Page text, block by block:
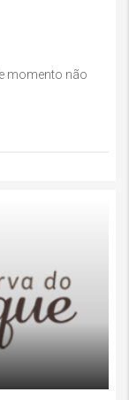
momento não